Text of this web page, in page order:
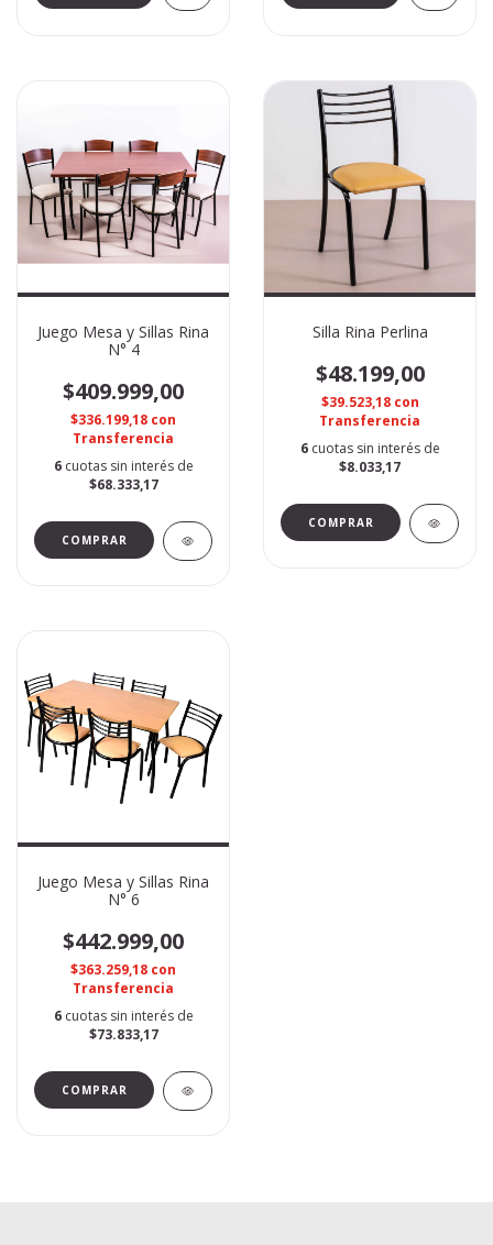
Juego Mesa y Sillas Rina
N° 4
$409.999,00
$336.199,18 con
Transferencia
6 cuotas sin interés de
$68.333,17
Silla Rina Perlina
$48.199,00
$39.523,18 con
Transferencia
6 cuotas sin interés de
$8.033,17
Juego Mesa y Sillas Rina
N° 6
$442.999,00
$363.259,18 con
Transferencia
6 cuotas sin interés de
$73.833,17